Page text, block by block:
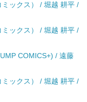
ックス） / 堀越 耕平 /
ックス） / 堀越 耕平 /
COMICS+) / 遠藤
ックス） / 堀越 耕平 /